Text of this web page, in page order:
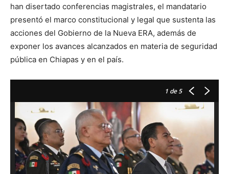
han disertado conferencias magistrales, el mandatario
presentó el marco constitucional y legal que sustenta las
acciones del Gobierno de la Nueva ERA, además de
exponer los avances alcanzados en materia de seguridad
pública en Chiapas y en el país.
1 de 5